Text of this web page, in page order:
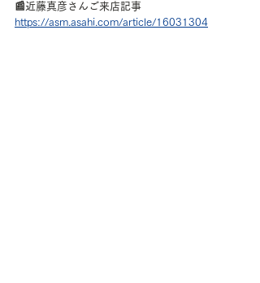
📰近藤真彦さんご来店記事
https://asm.asahi.com/article/16031304